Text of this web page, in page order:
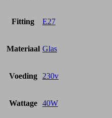
Fitting E27
Materiaal Glas
Voeding 230v
Wattage 40W